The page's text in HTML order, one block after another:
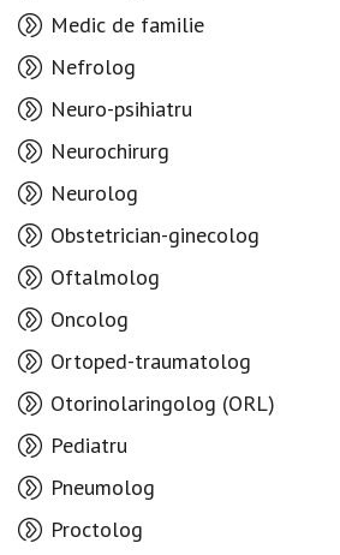
Medic de familie
Nefrolog
Neuro-psihiatru
Neurochirurg
Neurolog
Obstetrician-ginecolog
Oftalmolog
Oncolog
Ortoped-traumatolog
Otorinolaringolog (ORL)
Pediatru
Pneumolog
Proctolog